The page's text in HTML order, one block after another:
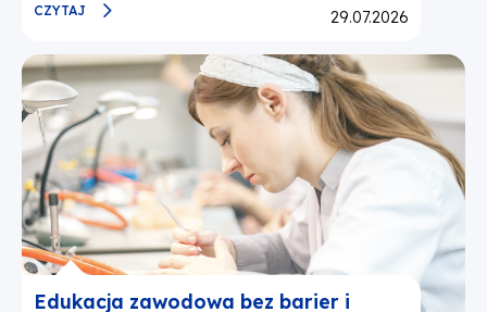
CZYTAJ Opublikowano:
29.07.2026
Edukacja zawodowa bez barier i